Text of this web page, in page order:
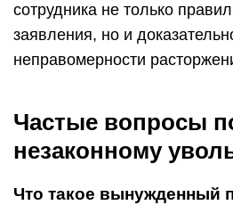
сотрудника не только
заявления, но и
неправомерности
Частые вопросы
незаконному
Что такое вынужденный